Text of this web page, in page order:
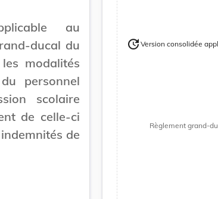
au
ducal du
modalités
personnel
scolaire
de celle-ci
de
Version consolidée
update Version consolidée
Règlement grand-